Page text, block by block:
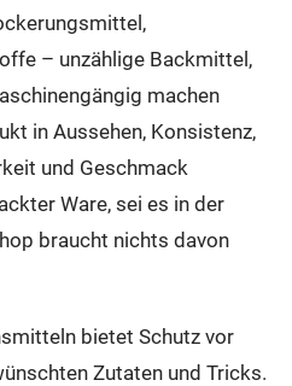
– unzählige Backmittel,
machen
in Aussehen, Konsistenz,
und Geschmack
Ware, sei es in der
braucht nichts davon
bietet Schutz vor
Zutaten und Tricks.